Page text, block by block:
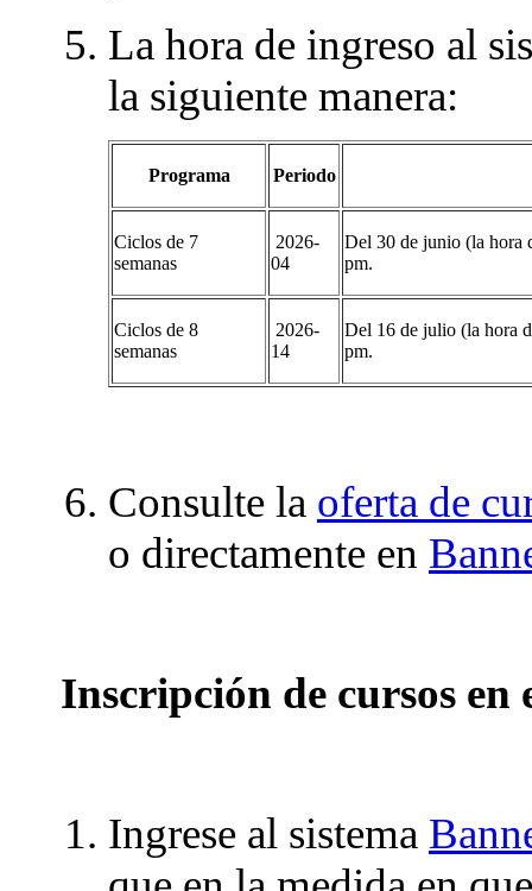
La hora de ingreso al
la siguiente manera:
Programa Periodo
Ciclos de 7
semanas
2026-
04
Del 30 de junio (la hora
pm.
Ciclos de 8
semanas
2026-
14
Del 16 de julio (la hora
pm.
Consulte la oferta de
o directamente en
Inscripción de cursos en
Ingrese al sistema